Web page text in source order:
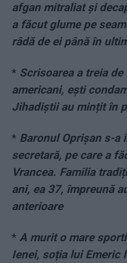
afgan mitraliat și
a făcut glume pe
râdă de ei până în
* Scrisoarea a treia
americani, ești
Jihadiștii au mințit în
* Baronul Oprișan s-a
secretară, pe care a
Vrancea. Familia
ani, ea 37, împreună
anterioare
* A murit o mare
Ienei, soția lui Emeric